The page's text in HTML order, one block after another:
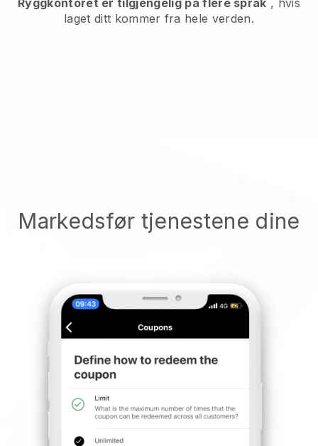
laget ditt kommer fra hele verden.
Markedsfør tjenestene dine